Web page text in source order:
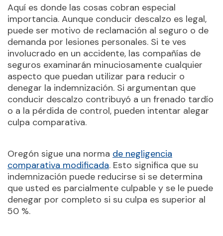
Aquí es donde las cosas cobran especial
importancia. Aunque conducir descalzo es legal,
puede ser motivo de reclamación al seguro o de
demanda por lesiones personales. Si te ves
involucrado en un accidente, las compañías de
seguros examinarán minuciosamente cualquier
aspecto que puedan utilizar para reducir o
denegar la indemnización. Si argumentan que
conducir descalzo contribuyó a un frenado tardío
o a la pérdida de control, pueden intentar alegar
culpa comparativa.
Oregón sigue una norma de negligencia
comparativa modificada. Esto significa que su
indemnización puede reducirse si se determina
que usted es parcialmente culpable y se le puede
denegar por completo si su culpa es superior al
50 %.